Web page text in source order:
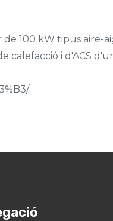
100 kW tipus aire-
calefacció i d'ACS